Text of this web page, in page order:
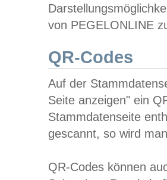
von PEGELONLINE
QR-Codes
Auf der
Seite anzeigen" ein
Stammdatenseite
gescannt, so wird
QR-Codes können